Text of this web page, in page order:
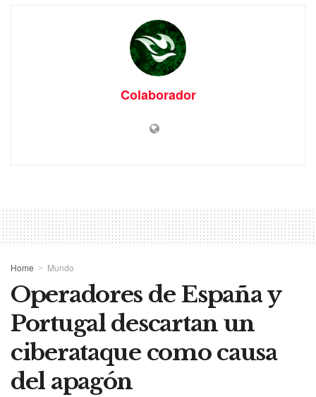
Colaborador
Home Mundo
Operadores de España y
Portugal descartan un
ciberataque como causa
del apagón